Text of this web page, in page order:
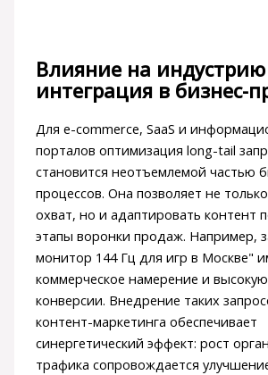
Влияние на
интеграция в бизнес-
Для e-commerce, SaaS и
порталов оптимизация long-tail
становится неотъемлемой частью
процессов. Она позволяет не
охват, но и адаптировать контент
этапы воронки продаж. Например,
монитор 144 Гц для игр в Москве"
коммерческое намерение и
конверсии. Внедрение таких
контент-маркетинга обеспечивает
синергетический эффект: рост
трафика сопровождается